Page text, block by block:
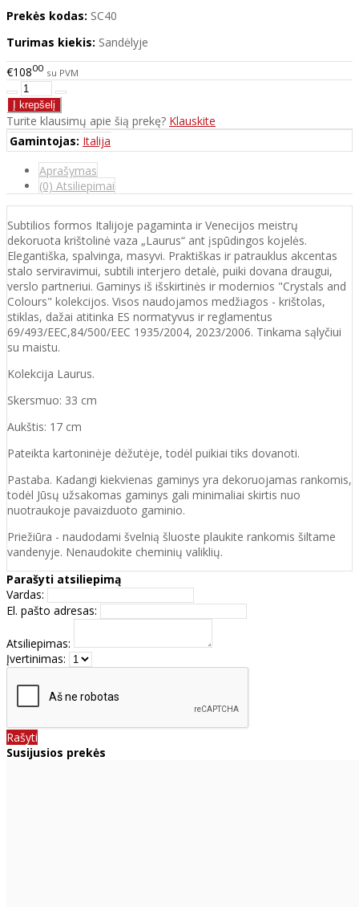
Prekės kodas: SC40
Turimas kiekis: Sandėlyje
€10800 su PVM
Turite klausimų apie šią prekę? Klauskite
Gamintojas: Italija
Aprašymas
(0) Atsiliepimai
Subtilios formos Italijoje pagaminta ir Venecijos meistrų
dekoruota krištolinė vaza „Laurus“ ant įspūdingos kojelės.
Elegantiška, spalvinga, masyvi. Praktiškas ir patrauklus akcentas
stalo serviravimui, subtili interjero detalė, puiki dovana draugui,
verslo partneriui. Gaminys iš išskirtinės ir modernios "Crystals and
Colours" kolekcijos. Visos naudojamos medžiagos - krištolas,
stiklas, dažai atitinka ES normatyvus ir reglamentus
69/493/EEC,84/500/EEC 1935/2004, 2023/2006. Tinkama sąlyčiui
su maistu.
Kolekcija Laurus.
Skersmuo: 33 cm
Aukštis: 17 cm
Pateikta kartoninėje dėžutėje, todėl puikiai tiks dovanoti.
Pastaba. Kadangi kiekvienas gaminys yra dekoruojamas rankomis,
todėl Jūsų užsakomas gaminys gali minimaliai skirtis nuo
nuotraukoje pavaizduoto gaminio.
Priežiūra - naudodami švelnią šluoste plaukite rankomis šiltame
vandenyje. Nenaudokite cheminių valiklių.
Parašyti atsiliepimą
Vardas:
El. pašto adresas:
Atsiliepimas:
Įvertinimas:
Rašyti
Susijusios prekės